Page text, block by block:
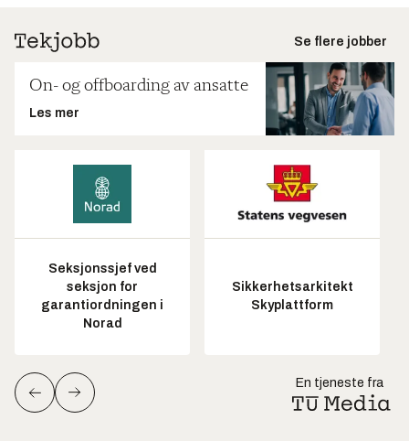
Se flere jobber
On- og offboarding av ansatte
Les mer
Seksjonssjef ved
seksjon for
garantiordningen i
Norad
Sikkerhetsarkitekt
Skyplattform
En tjeneste fra